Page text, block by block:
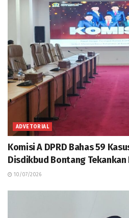
ADVETORIAL
Komisi A DPRD Bahas 59
Disdikbud Bontang Tekankan
10/07/2026